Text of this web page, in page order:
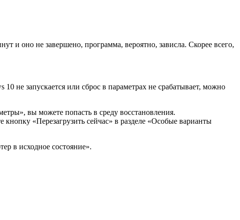
и оно не завершено, программа, вероятно, зависла. Скорее всего,
не запускается или сброс в параметрах не срабатывает, можно
вы можете попасть в среду восстановления.
«Перезагрузить сейчас» в разделе «Особые варианты
в исходное состояние».